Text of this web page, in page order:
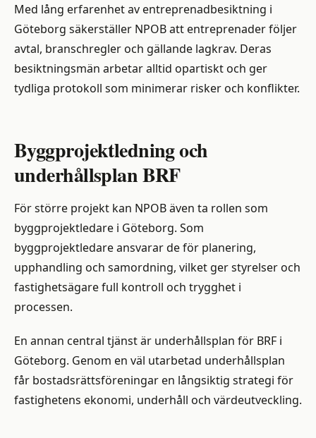
Med lång erfarenhet av entreprenadbesiktning i
Göteborg säkerställer NPOB att entreprenader följer
avtal, branschregler och gällande lagkrav. Deras
besiktningsmän arbetar alltid opartiskt och ger
tydliga protokoll som minimerar risker och konflikter.
Byggprojektledning och
underhållsplan BRF
För större projekt kan NPOB även ta rollen som
byggprojektledare i Göteborg. Som
byggprojektledare ansvarar de för planering,
upphandling och samordning, vilket ger styrelser och
fastighetsägare full kontroll och trygghet i
processen.
En annan central tjänst är underhållsplan för BRF i
Göteborg. Genom en väl utarbetad underhållsplan
får bostadsrättsföreningar en långsiktig strategi för
fastighetens ekonomi, underhåll och värdeutveckling.